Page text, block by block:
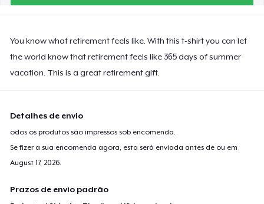
You know what retirement feels like. With this t-shirt you can let
the world know that retirement feels like 365 days of summer
vacation. This is a great retirement gift.
Detalhes de envio
odos os produtos são impressos sob encomenda.
Se fizer a sua encomenda agora, esta será enviada antes de ou em
August 17, 2026
Prazos de envio padrão